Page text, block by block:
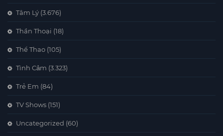
Tâm Lý (3.676)
Thần Thoại (18)
Thể Thao (105)
Tình Cảm (3.323)
Trẻ Em (84)
TV Shows (151)
Uncategorized (60)